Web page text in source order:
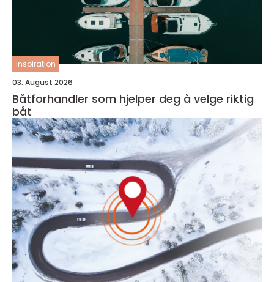
inspiration
03. August 2026
Båtforhandler som hjelper deg å velge riktig
båt